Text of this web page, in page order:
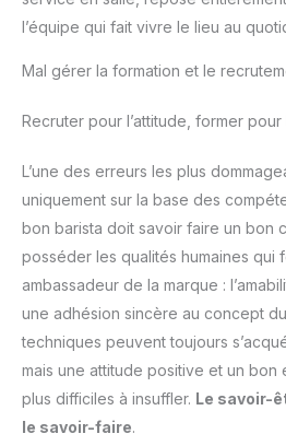
l’équipe qui fait vivre le lieu au
Mal gérer la formation et le
Recruter pour l’attitude, former
L’une des erreurs les plus
uniquement sur la base des
bon barista doit savoir faire un bon
posséder les qualités humaines qui
ambassadeur de la marque :
une adhésion sincère au concept
techniques peuvent toujours
mais une attitude positive et un bon
plus difficiles à insuffler. Le savoir-
le savoir-faire.